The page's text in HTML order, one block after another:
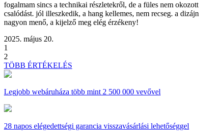
fogalmam sincs a technikai részletekről, de a füles nem okozott
csalódást. jól illeszkedik, a hang kellemes, nem recseg. a dizájn
nagyon menő, a kijelző meg elég érzékeny!
2025. május 20.
1
2
TÖBB ÉRTÉKELÉS
Legjobb webáruháza több mint 2 500 000 vevővel
28 napos elégedettségi garancia visszavásárlási lehetőséggel